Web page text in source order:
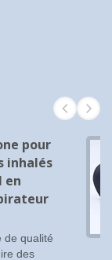
pour
inhalés
en
de qualité
des